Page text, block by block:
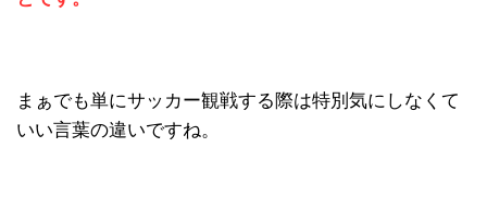
まぁでも単にサッカー観戦する際は特別気にしなくて
いい言葉の違いですね。